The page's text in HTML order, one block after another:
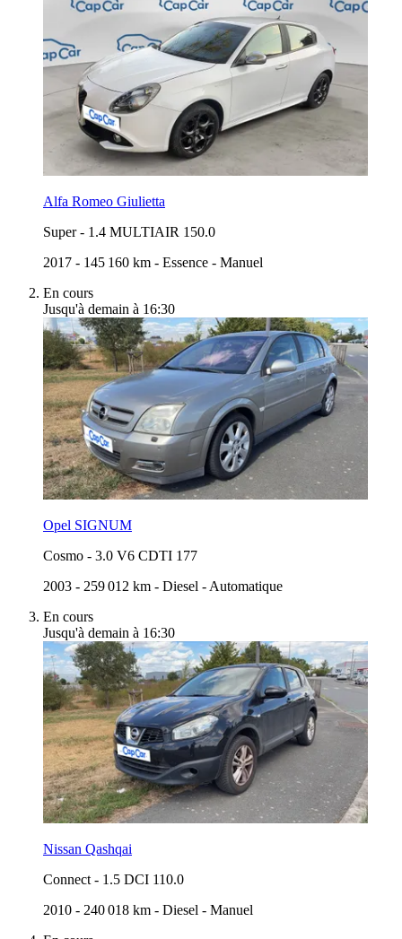
Alfa Romeo Giulietta
Super- 1.4 MULTIAIR 150.0
2017 - 145 160 km - Essence - Manuel
En cours
Jusqu'à demain à 16:30
Opel SIGNUM
Cosmo - 3.0 V6 CDTI 177
2003 - 259 012 km - Diesel - Automatique
En cours
Jusqu'à demain à 16:30
Nissan Qashqai
Connect - 1.5 DCI 110.0
2010 - 240 018 km - Diesel - Manuel